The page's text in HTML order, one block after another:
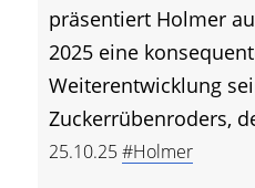
präsentiert Holmer
2025 eine
Weiterentwicklung
Zuckerrübenroders,
25.10.25#Holmer